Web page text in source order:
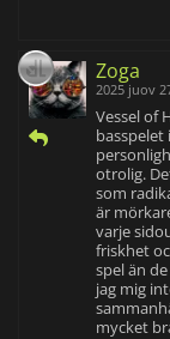
Zoga
2025 juov
Vessel of
basspelet
otrolig.
som
är
varje
friskhet
spel än
jag mig
mycket